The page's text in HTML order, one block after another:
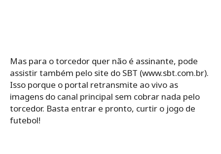
Mas para o torcedor quer não é assinante, pode
assistir também pelo site do SBT (www.sbt.com.br).
Isso porque o portal retransmite ao vivo as
imagens do canal principal sem cobrar nada pelo
torcedor. Basta entrar e pronto, curtir o jogo de
futebol!